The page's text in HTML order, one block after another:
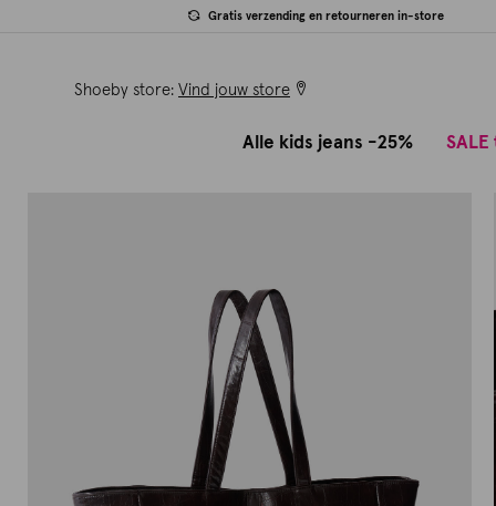
Gratis verzending en retourneren in-store
Shoeby store: Vind jouw store
Alle kids jeans -25%